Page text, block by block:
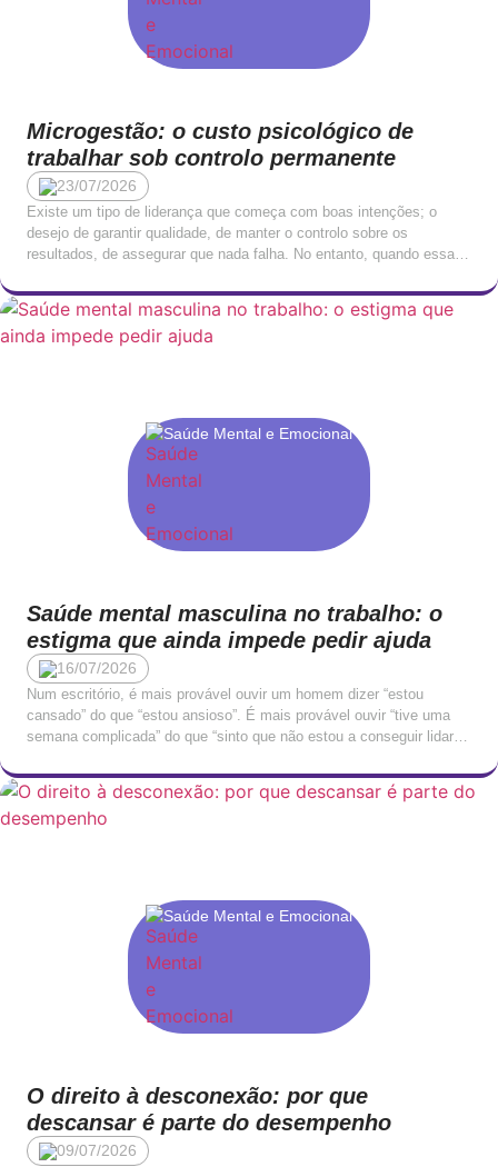
Microgestão: o custo psicológico de
trabalhar sob controlo permanente
23/07/2026
Existe um tipo de liderança que começa com boas intenções; o
desejo de garantir qualidade, de manter o controlo sobre os
resultados, de assegurar que nada falha. No entanto, quando essa
transforma-se em algo com consequências profundamente negativas
para quem trabalha sob ela. A microgestão, o padrão de […]
Saúde Mental e Emocional
Saúde mental masculina no trabalho: o
estigma que ainda impede pedir ajuda
16/07/2026
Num escritório, é mais provável ouvir um homem dizer “estou
cansado” do que “estou ansioso”. É mais provável ouvir “tive uma
semana complicada” do que “sinto que não estou a conseguir lidar
profissional tende a ser indireta, contida, traduzida em queixas
físicas ou em irritabilidade, raramente nomeada […]
Saúde Mental e Emocional
O direito à desconexão: por que
descansar é parte do desempenho
09/07/2026